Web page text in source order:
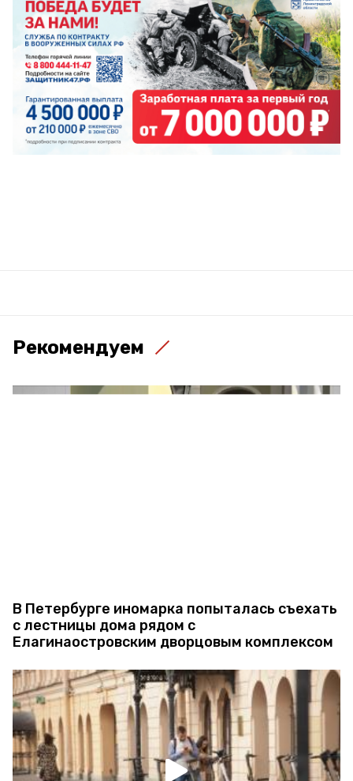
Рекомендуем
В Петербурге иномарка попыталась съехать
с лестницы дома рядом с
Елагинаостровским дворцовым комплексом